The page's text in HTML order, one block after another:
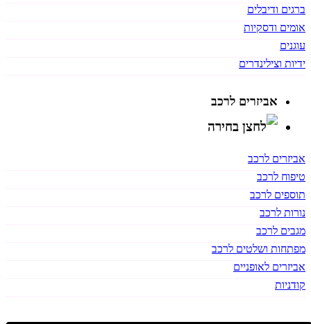
ברגים ודיבלים
אומים ודסקיות
עוגנים
ידיות וצילינדרים
אביזרים לרכב
אביזרים לרכב
טיפוח לרכב
תוספים לרכב
נורות לרכב
מגבים לרכב
מפתחות ושלטים לרכב
אביזרים לאופניים
קודניות